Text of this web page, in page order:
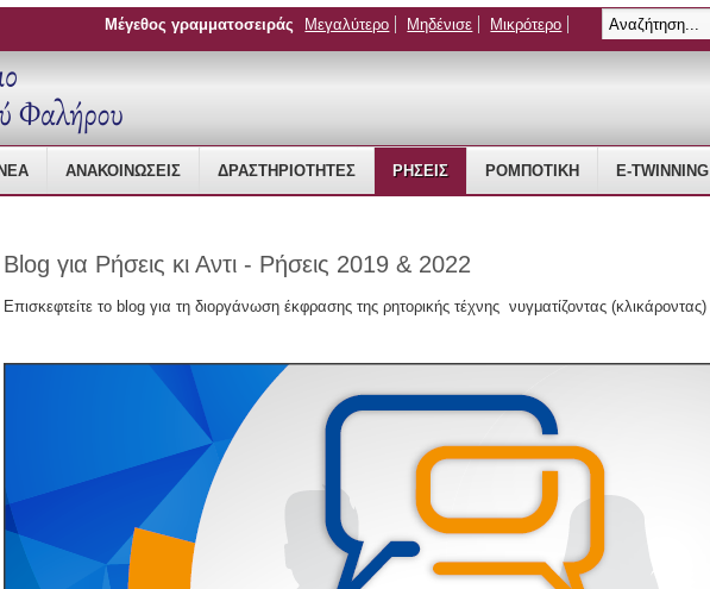
ΝΈΑ ΑΝΑΚΟΙΝΏΣΕΙΣ ΔΡΑΣΤΗΡΙΌΤΗΤΕΣ ΡΉΣΕΙΣ ΡΟΜΠΟΤΙΚΗ E-TWINNING
Μέγεθος γραμματοσειράς Μεγαλύτερο Μηδένισε Μικρότερο
Blog για Ρήσεις κι Αντι - Ρήσεις 2019 & 2022
Επισκεφτείτε το blog για τη διοργάνωση έκφρασης της ρητορικής τέχνης νυγματίζοντας (κλικάροντας)